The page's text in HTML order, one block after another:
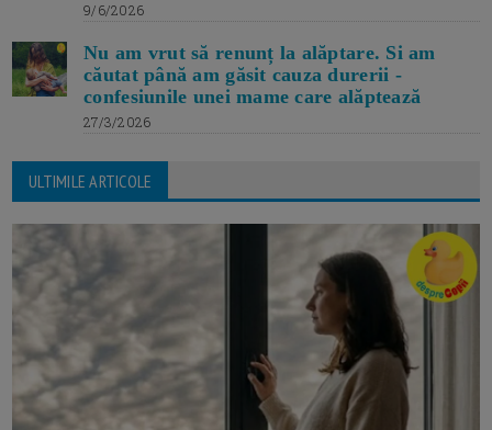
9/6/2026
Nu am vrut să renunț la alăptare. Si am
căutat până am găsit cauza durerii -
confesiunile unei mame care alăptează
27/3/2026
ULTIMILE ARTICOLE